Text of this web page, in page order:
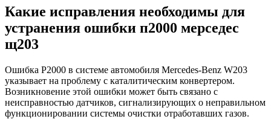
Какие исправления необходимы для
устранения ошибки п2000 мерседес
щ203
Ошибка P2000 в системе автомобиля Mercedes-Benz W203
указывает на проблему с каталитическим конвертером.
Возникновение этой ошибки может быть связано с
неисправностью датчиков, сигнализирующих о неправильном
функционировании системы очистки отработавших газов.